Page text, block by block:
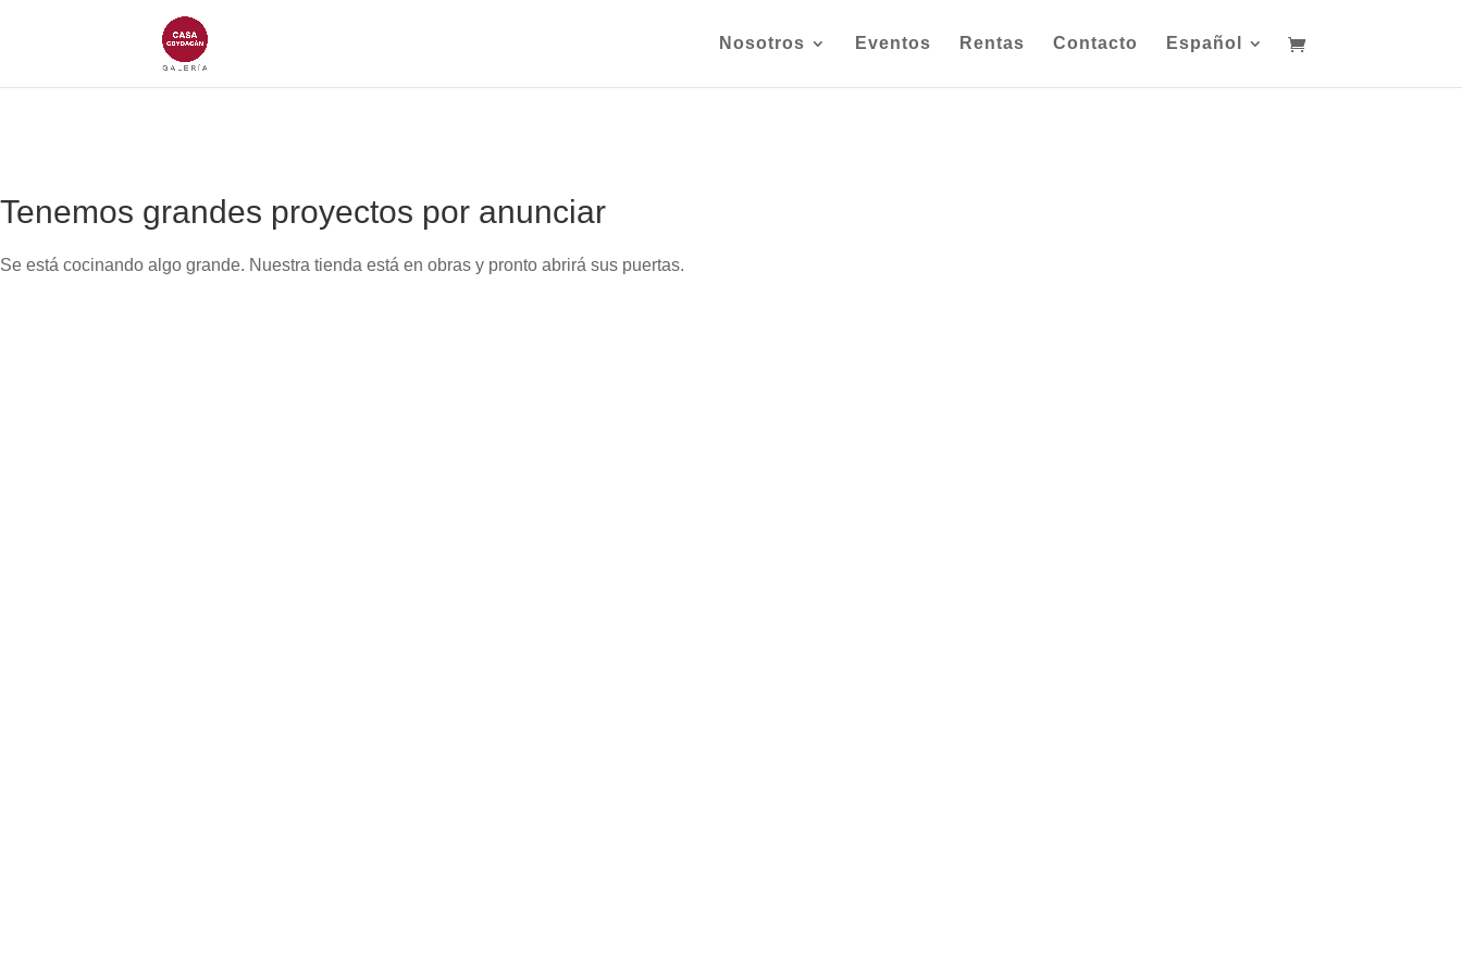
Nosotros Eventos Rentas Contacto Español
Tenemos grandes proyectos por anunciar
Se está cocinando algo grande. Nuestra tienda está en obras y pronto abrirá sus puertas.